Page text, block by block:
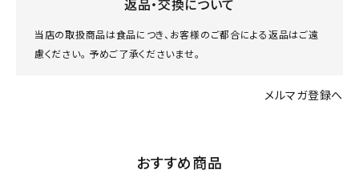
返品・交換について
当店の取扱商品は食品につき、お客様のご都合による返品はご遠
慮ください。 予めご了承くださいませ。
メルマガ登録へ
おすすめ商品